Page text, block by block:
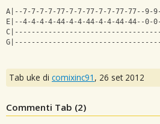
A|--7-7-7-7-77-7-7-77-7-7-77-77--9-
E|--4-4-4-4-44-4-4-44-4-4-44-44--0-
Tab uke di comixinc91 , 26 set 2012
Commenti Tab (2)